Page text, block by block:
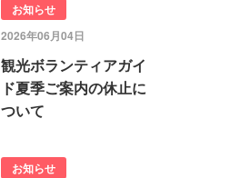
お知らせ
2026年06月04日
観光ボランティアガイ
ド夏季ご案内の休止に
ついて
お知らせ